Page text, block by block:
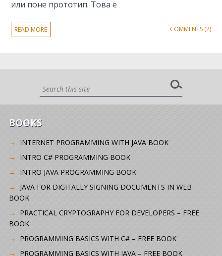
или поне прототип. Това е
READ MORE COMMENTS (2)
BOOKS
INTERNET PROGRAMMING WITH JAVA BOOK
INTRO C# PROGRAMMING BOOK
INTRO JAVA PROGRAMMING BOOK
JAVA FOR DIGITALLY SIGNING DOCUMENTS IN WEB
BOOK
PRACTICAL CRYPTOGRAPHY FOR DEVELOPERS – FREE
BOOK
PROGRAMMING BASICS WITH C# – FREE BOOK
PROGRAMMING BASICS WITH JAVA – FREE BOOK